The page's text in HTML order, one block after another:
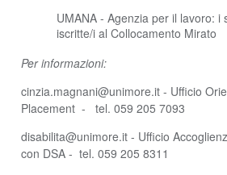
UMANA - Agenzia per il lavoro: i
iscritte/i al Collocamento Mirato
Per informazioni:
cinzia.magnani@unimore.it - Ufficio
Placement - tel. 059 205 7093
disabilita@unimore.it - Ufficio
con DSA - tel. 059 205 8311